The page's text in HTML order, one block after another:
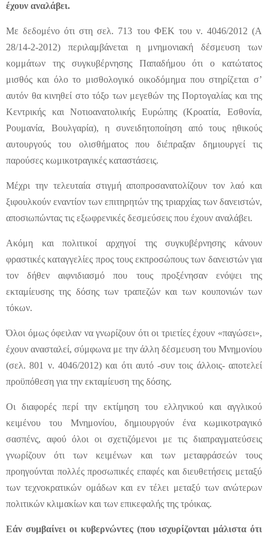
έχουν αναλάβει.
Με δεδομένο ότι στη σελ. 713 του ΦΕΚ του ν. 4046/2012 (Α
28/14-2-2012) περιλαμβάνεται η μνημονιακή δέσμευση των
κομμάτων της συγκυβέρνησης Παπαδήμου ότι ο κατώτατος
μισθός και όλο το μισθολογικό οικοδόμημα που στηρίζεται σ’
αυτόν θα κινηθεί στο τόξο των μεγεθών της Πορτογαλίας και της
Κεντρικής και Νοτιοανατολικής Ευρώπης (Κροατία, Εσθονία,
Ρουμανία, Βουλγαρία), η συνειδητοποίηση από τους ηθικούς
αυτουργούς του ολισθήματος που διέπραξαν δημιουργεί τις
παρούσες κωμικοτραγικές καταστάσεις.
Μέχρι την τελευταία στιγμή αποπροσανατολίζουν τον λαό και
ξιφουλκούν εναντίον των επιτηρητών της τριαρχίας των δανειστών,
αποσιωπώντας τις εξωφρενικές δεσμεύσεις που έχουν αναλάβει.
Ακόμη και πολιτικοί αρχηγοί της συγκυβέρνησης κάνουν
φραστικές καταγγελίες προς τους εκπροσώπους των δανειστών για
τον δήθεν αιφνιδιασμό που τους προξένησαν ενόψει της
εκταμίευσης της δόσης των τραπεζών και των κουπονιών των
τόκων.
Όλοι όμως όφειλαν να γνωρίζουν ότι οι τριετίες έχουν «παγώσει»,
έχουν ανασταλεί, σύμφωνα με την άλλη δέσμευση του Μνημονίου
(σελ. 801 ν. 4046/2012) και ότι αυτό -συν τοις άλλοις- αποτελεί
προϋπόθεση για την εκταμίευση της δόσης.
Οι διαφορές περί την εκτίμηση του ελληνικού και αγγλικού
κειμένου του Μνημονίου, δημιουργούν ένα κωμικοτραγικό
σασπένς, αφού όλοι οι σχετιζόμενοι με τις διαπραγματεύσεις
γνωρίζουν ότι των κειμένων και των μεταφράσεών τους
προηγούνται πολλές προσωπικές επαφές και διευθετήσεις μεταξύ
των τεχνοκρατικών ομάδων και εν τέλει μεταξύ των ανώτερων
πολιτικών κλιμακίων και των επικεφαλής της τρόικας.
Εάν συμβαίνει οι κυβερνώντες (που ισχυρίζονται μάλιστα ότι